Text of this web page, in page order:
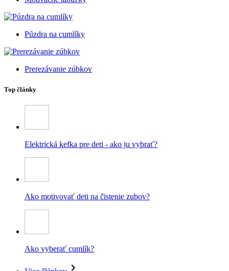
Púzdra na cumlíky
Prerezávanie zúbkov
Top články
Elektrická kefka pre deti - ako ju vybrať?
Ako motivovať deti na čistenie zubov?
Ako vyberať cumlík?